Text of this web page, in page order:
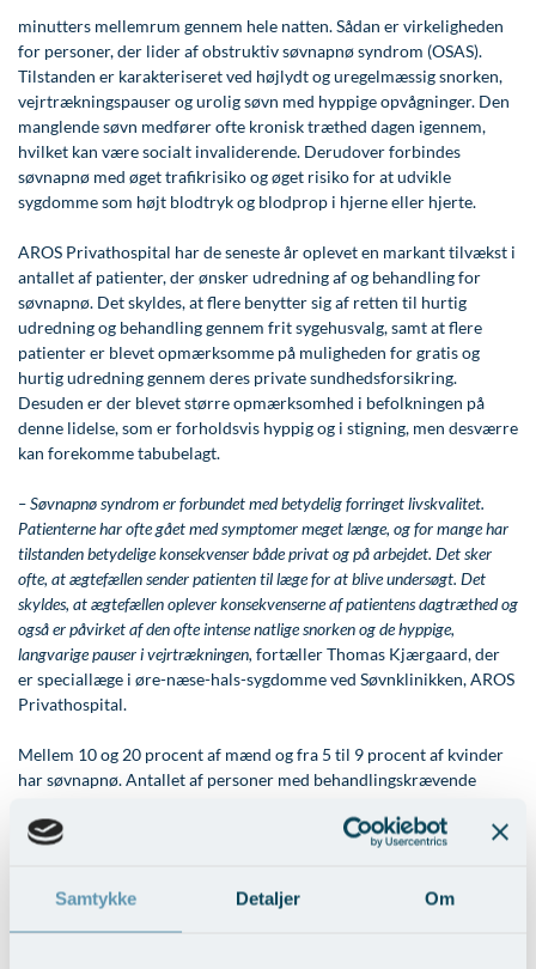
Samtykke Detaljer Om
Lunge-astma-allergi
Mave-tarm kirurgi
Menopause- og hormonterapi
Neurologi (hjerne-nervesygdomme)
Onkologi (kræftsygdomme)
Plastikkirurgi (rekonstruktiv)
Reumatologi (gigtsygdomme)
Svedproblemer
Søvn
Thoraxkirurgi (slipping rib)
Urologi (Urinvejssygdomme)
Øre-næse-hals
Ar og strækmærker
Uønsket hårvækst
Hårtab
Aldersprægede håndrygge
Kropsforyngelse og opstramning
Intim konturering/foryngelse
Mandlig genitalområde - forskønnelse
Kosmetisk Plastikkirurgi
Kæbekirurgi
Skræddersyede dropbehandlinger
Plasmaprodukter i æstetisk, kosmetisk og anti-
aging medicin
Prisliste
Skriv dig op
Udskrivelse
Kontakt os & Find vej
Kvalitet og patienttilfredshed
Nyttige links
Parkering og opladning på AROS Privathospital
Persondatapolitik på AROS
Rygepolitik
Samarbejde mellem specialer
Sengestuer
Standardbetingelser for privatbetalte
operationer
Ventetid i det offentlige - Frit sygehusvalg
Vores mål
minutters mellemrum gennem hele natten. Sådan er virkeligheden
for personer, der lider af obstruktiv søvnapnø syndrom (OSAS).
Tilstanden er karakteriseret ved højlydt og uregelmæssig snorken,
vejrtrækningspauser og urolig søvn med hyppige opvågninger. Den
manglende søvn medfører ofte kronisk træthed dagen igennem,
hvilket kan være socialt invaliderende. Derudover forbindes
søvnapnø med øget trafikrisiko og øget risiko for at udvikle
sygdomme som højt blodtryk og blodprop i hjerne eller hjerte.
AROS Privathospital har de seneste år oplevet en markant tilvækst i
antallet af patienter, der ønsker udredning af og behandling for
søvnapnø. Det skyldes, at flere benytter sig af retten til hurtig
udredning og behandling gennem frit sygehusvalg, samt at flere
patienter er blevet opmærksomme på muligheden for gratis og
hurtig udredning gennem deres private sundhedsforsikring.
Desuden er der blevet større opmærksomhed i befolkningen på
denne lidelse, som er forholdsvis hyppig og i stigning, men desværre
kan forekomme tabubelagt.
– Søvnapnø syndrom er forbundet med betydelig forringet livskvalitet.
Patienterne har ofte gået med symptomer meget længe, og for mange har
tilstanden betydelige konsekvenser både privat og på arbejdet. Det sker
ofte, at ægtefællen sender patienten til læge for at blive undersøgt. Det
skyldes, at ægtefællen oplever konsekvenserne af patientens dagtræthed og
også er påvirket af den ofte intense natlige snorken og de hyppige,
langvarige pauser i vejrtrækningen, fortæller Thomas Kjærgaard, der
er speciallæge i øre-næse-hals-sygdomme ved Søvnklinikken, AROS
Privathospital.
Mellem 10 og 20 procent af mænd og fra 5 til 9 procent af kvinder
har søvnapnø. Antallet af personer med behandlingskrævende
overvægt, sukkersyge, hjertekar-sygdom og kronisk bronkitis (KOL).
Det skønnes, at mindre end en fjerdedel af patienter med søvnapnø
– Vi tilbyder både udredning og behandling af søvnapnø ved Aros